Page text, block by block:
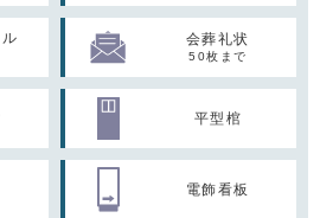
会葬礼状
50枚まで
平型棺
電飾看板